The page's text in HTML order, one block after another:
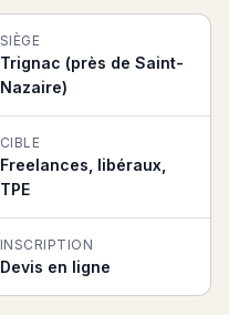
SIÈGE
Trignac (près de Saint-
Nazaire)
CIBLE
Freelances, libéraux,
TPE
INSCRIPTION
Devis en ligne